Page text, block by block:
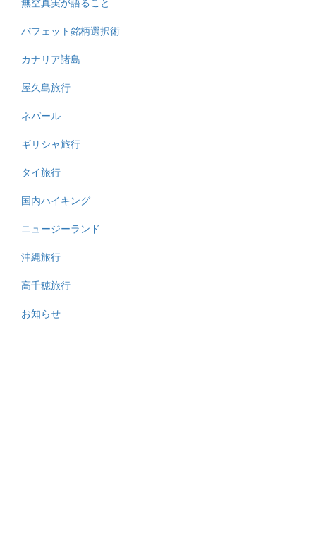
バフェット銘柄選択術
カナリア諸島
屋久島旅行
ネパール
ギリシャ旅行
タイ旅行
国内ハイキング
ニュージーランド
沖縄旅行
高千穂旅行
お知らせ